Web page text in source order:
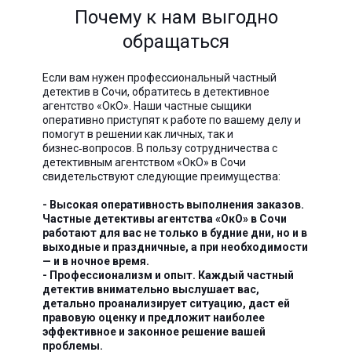
Почему к нам выгодно
обращаться
Если вам нужен профессиональный частный
детектив в Сочи, обратитесь в детективное
агентство «ОкО». Наши частные сыщики
оперативно приступят к работе по вашему делу и
помогут в решении как личных, так и
бизнес‑вопросов. В пользу сотрудничества с
детективным агентством «ОкО» в Сочи
свидетельствуют следующие преимущества:
- Высокая оперативность выполнения заказов.
Частные детективы агентства «ОкО» в Сочи
работают для вас не только в будние дни, но и в
выходные и праздничные, а при необходимости
— и в ночное время.
- Профессионализм и опыт. Каждый частный
детектив внимательно выслушает вас,
детально проанализирует ситуацию, даст ей
правовую оценку и предложит наиболее
эффективное и законное решение вашей
проблемы.